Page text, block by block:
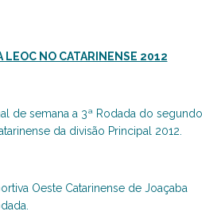
LEOC NO CATARINENSE 2012
de semana a 3ª Rodada do segundo
da divisão Principal 2012.
Oeste Catarinense de Joaçaba